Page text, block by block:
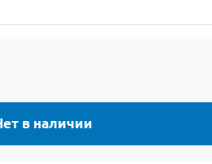
в наличии